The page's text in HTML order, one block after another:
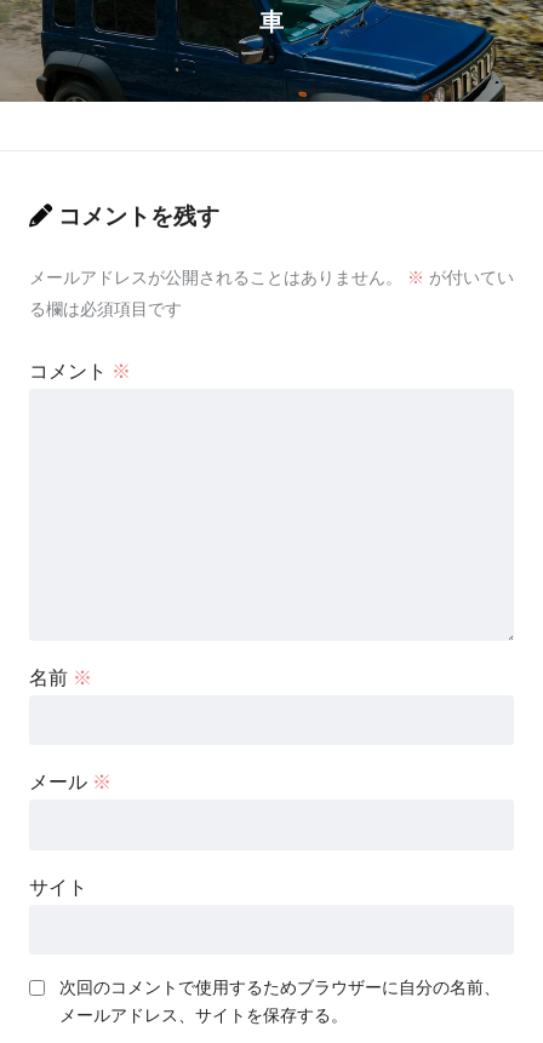
車
コメントを残す
メールアドレスが公開されることはありません。 ※ が付いてい
る欄は必須項目です
コメント ※
名前 ※
メール ※
サイト
次回のコメントで使用するためブラウザーに自分の名前、
メールアドレス、サイトを保存する。